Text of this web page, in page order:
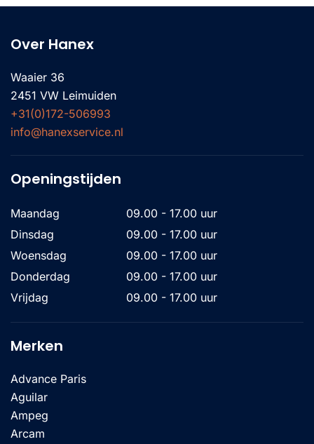
Over Hanex
Waaier 36
2451 VW Leimuiden
+31(0)172-506993
info@hanexservice.nl
Openingstijden
Maandag
09.00 - 17.00 uur
Dinsdag
09.00 - 17.00 uur
Woensdag
09.00 - 17.00 uur
Donderdag
09.00 - 17.00 uur
Vrijdag
09.00 - 17.00 uur
Merken
Advance Paris
Aguilar
Ampeg
Arcam